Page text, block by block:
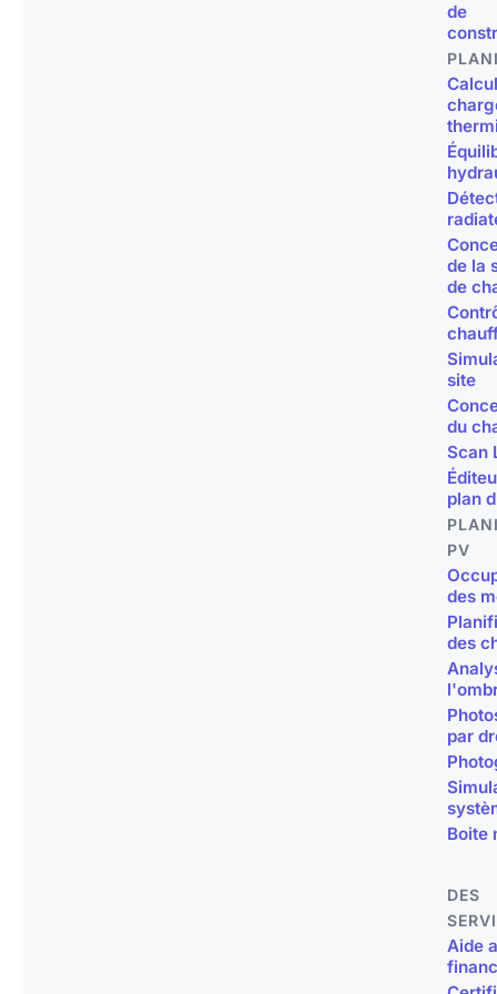
de
de la
de
site
du
Scan
plan
PV
des
des
par
Boite
DES
Aide